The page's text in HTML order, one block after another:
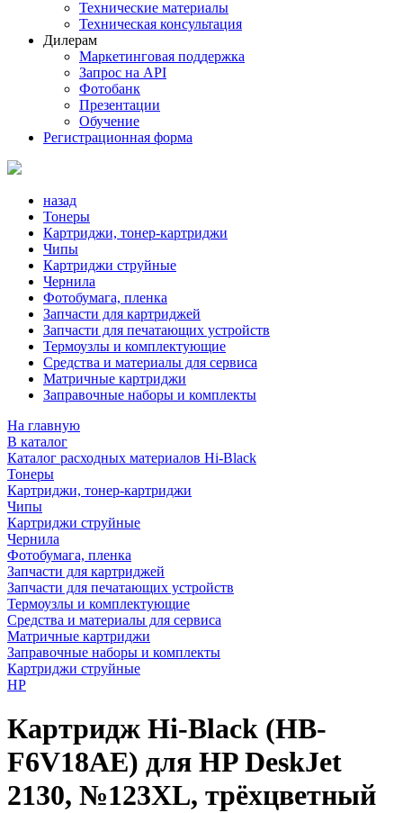
Технические материалы
Техническая консультация
Дилерам
Маркетинговая поддержка
Запрос на API
Фотобанк
Презентации
Обучение
Регистрационная форма
назад
Тонеры
Картриджи, тонер-картриджи
Чипы
Картриджи струйные
Чернила
Фотобумага, пленка
Запчасти для картриджей
Запчасти для печатающих устройств
Термоузлы и комплектующие
Средства и материалы для сервиса
Матричные картриджи
Заправочные наборы и комплекты
На главную
В каталог
Каталог расходных материалов Hi-Black
Тонеры
Картриджи, тонер-картриджи
Чипы
Картриджи струйные
Чернила
Фотобумага, пленка
Запчасти для картриджей
Запчасти для печатающих устройств
Термоузлы и комплектующие
Средства и материалы для сервиса
Матричные картриджи
Заправочные наборы и комплекты
Картриджи струйные
HP
Картридж Hi-Black (HB-
F6V18AE) для HP DeskJet
2130, №123XL, трёхцветный